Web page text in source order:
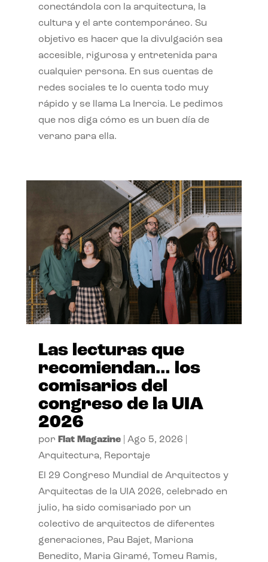
conectándola con la arquitectura, la
cultura y el arte contemporáneo. Su
objetivo es hacer que la divulgación sea
accesible, rigurosa y entretenida para
cualquier persona. En sus cuentas de
redes sociales te lo cuenta todo muy
rápido y se llama La Inercia. Le pedimos
que nos diga cómo es un buen día de
verano para ella.
Las lecturas que
recomiendan… los
comisarios del
congreso de la UIA
2026
por Flat Magazine| Ago 5, 2026
Arquitectura, Reportaje
El 29 Congreso Mundial de Arquitectos y
Arquitectas de la UIA 2026, celebrado en
julio, ha sido comisariado por un
colectivo de arquitectos de diferentes
generaciones, Pau Bajet, Mariona
Benedito, Maria Giramé, Tomeu Ramis,